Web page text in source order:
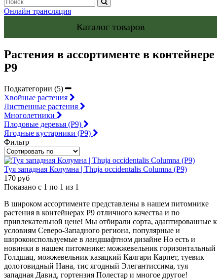
Онлайн трансляция
Каталог товаров
Растения в ассортименте в контейнере
P9
Подкатегории (5)
Хвойные растения
Лиственные растения
Многолетники
Плодовые деревья (Р9)
Ягодные кустарники (Р9)
Фильтр
Туя западная Колумна | Thuja occidentalis Columna (Р9)
170 руб
Показано с 1 по 1 из 1
В широком ассортименте представлены в нашем питомнике
растения в контейнерах Р9 отличного качества и по
привлекательной цене! Мы отбирали сорта, адаптированные к
условиям Северо-Западного региона, популярные и
широкоиспользуемые в ландшафтном дизайне Но есть и
новинки в нашем питомнике: можжевельник горизонтальный
Голдшац, можжевельник казацкий Калгари Карпет, туевик
долотовидный Нана, тис ягодный Элегантиссима, туя
западная Давид, гортензия Полестар и многое другое!